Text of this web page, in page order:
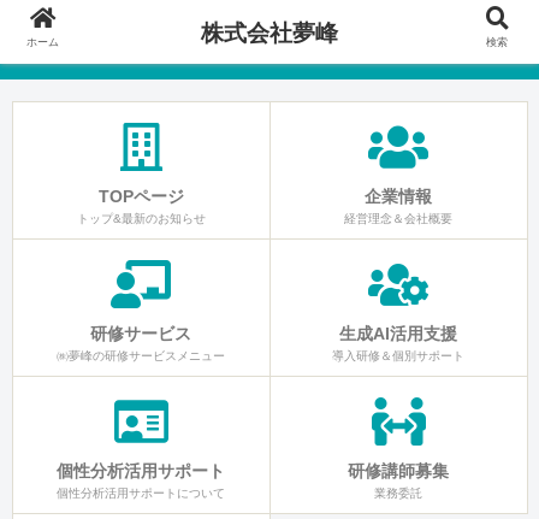
TOPページ
トップ&最新のお知らせ
企業情報
経営理念＆会社概要
研修サービス
㈱夢峰の研修サービスメニュー
生成AI活用支援
導入研修＆個別サポート
個性分析活用サポート
個性分析活用サポートについて
研修講師募集
業務委託
ホーム 株式会社夢峰 検索